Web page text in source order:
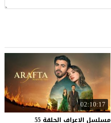
02:10:17
مسلسل الاعراف الحلقة 55